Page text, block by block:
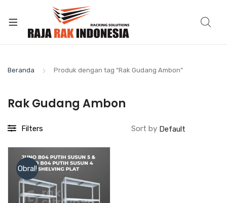
Beranda Produk dengan tag “Rak Gudang Ambon”
Rak Gudang Ambon
Filters Sort by
Obral!